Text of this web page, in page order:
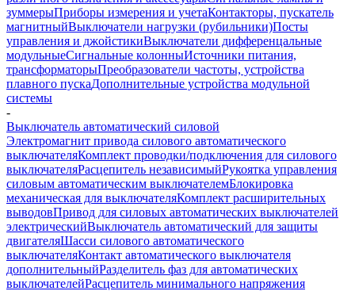
зуммерыПриборы измерения и учетаКонтакторы, пускатель
магнитныйВыключатели нагрузки (рубильники)Посты
управления и джойстикиВыключатели дифференцальные
модульныеСигнальные колонныИсточники питания,
трансформаторыПреобразователи частоты, устройства
плавного пускаДополнительные устройства модульной
системы
-
Выключатель автоматический силовой
Электромагнит привода силового автоматического
выключателяКомплект проводки/подключения для силового
выключателяРасцепитель независимыйРукоятка управления
силовым автоматическим выключателемБлокировка
механическая для выключателяКомплект расширительных
выводовПривод для силовых автоматических выключателей
электрическийВыключатель автоматический для защиты
двигателяШасси силового автоматического
выключателяКонтакт автоматического выключателя
дополнительныйРазделитель фаз для автоматических
выключателейРасцепитель минимального напряжения